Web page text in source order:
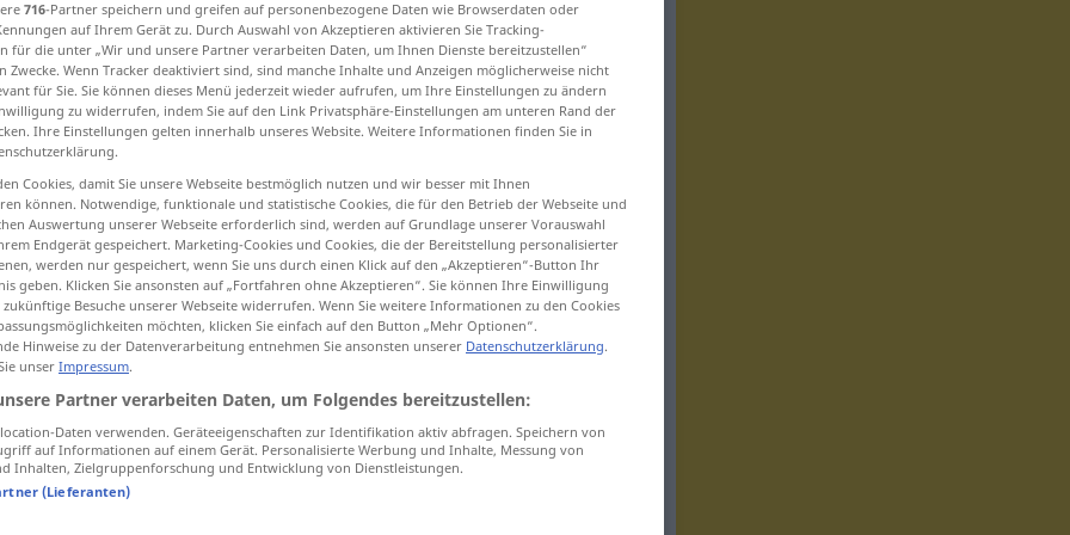
payment on account
BR
Abzahlung WIRTSCH in Raten
die monatliche Abzahlung
tobuysth
to
etwasauf Abzahlungkaufen
716-Partner speichern und greifen auf personenbezogene Daten wie Browserdaten oder
auf Ihrem Gerät zu. Durch Auswahl von Akzeptieren aktivieren Sie Tracking-
für die unter „Wir und unsere Partner verarbeiten Daten, um Ihnen Dienste bereitzustellen“
Zwecke. Wenn Tracker deaktiviert sind, sind manche Inhalte und Anzeigen möglicherweise nicht
für Sie. Sie können dieses Menü jederzeit wieder aufrufen, um Ihre Einstellungen zu ändern
zu widerrufen, indem Sie auf den Link Privatsphäre-Einstellungen am unteren Rand der
Ihre Einstellungen gelten innerhalb unseres Website. Weitere Informationen finden Sie in
Cookies, damit Sie unsere Webseite bestmöglich nutzen und wir besser mit Ihnen
können. Notwendige, funktionale und statistische Cookies, die für den Betrieb der Webseite und
Auswertung unserer Webseite erforderlich sind, werden auf Grundlage unserer Vorauswahl
Endgerät gespeichert. Marketing-Cookies und Cookies, die der Bereitstellung personalisierter
werden nur gespeichert, wenn Sie uns durch einen Klick auf den „Akzeptieren“-Button Ihr
geben. Klicken Sie ansonsten auf „Fortfahren ohne Akzeptieren“. Sie können Ihre Einwilligung
Besuche unserer Webseite widerrufen. Wenn Sie weitere Informationen zu den Cookies
möchten, klicken Sie einfach auf den Button „Mehr Optionen“.
Hinweise zu der Datenverarbeitung entnehmen Sie ansonsten unserer Datenschutzerklärung.
unser Impressum.
Partner verarbeiten Daten, um Folgendes bereitzustellen:
Daten verwenden. Geräteeigenschaften zur Identifikation aktiv abfragen. Speichern von
auf Informationen auf einem Gerät. Personalisierte Werbung und Inhalte, Messung von
Inhalten, Zielgruppenforschung und Entwicklung von Dienstleistungen.
(Lieferanten)